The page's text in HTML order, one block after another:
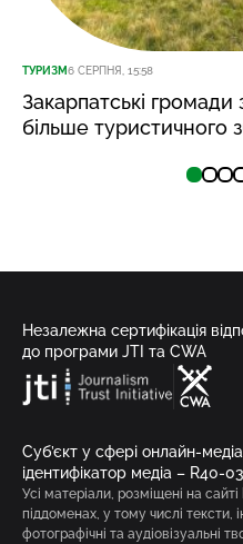
ТУРИЗМ6 СЕРПНЯ, 15:58
Закарпатські громади
більше туристичного
Незалежна сертифікація
до програми JTI та CWA
Суб’єкт у сфері онлайн-
ідентифікатор медіа – R40-
Усі матеріали, розміщені на
піддоменах, у тому числі тексти,
фотографічні та аудіовізуальні